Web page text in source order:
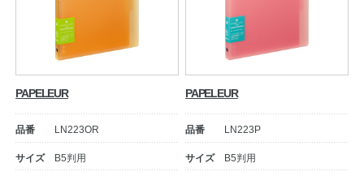
PAPELEUR
品番 LN223OR
サイズ B5判用
PAPELEUR
品番 LN223P
サイズ B5判用